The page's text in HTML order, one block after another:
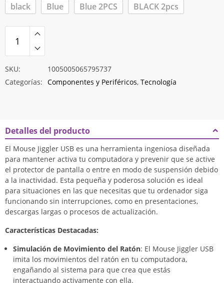
$10.171
hasta
$16.340
black Blue Blue 2PCS BLACK 2pcs
SKU:
1005005065795737
Categorías: Componentes y Periféricos, Tecnología
Detalles del producto
El Mouse Jiggler USB es una herramienta ingeniosa diseñada
para mantener activa tu computadora y prevenir que se active
el protector de pantalla o entre en modo de suspensión debido
a la inactividad. Esta pequeña y poderosa solución es ideal
para situaciones en las que necesitas que tu ordenador siga
funcionando sin interrupciones, como en presentaciones,
descargas largas o procesos de actualización.
Características Destacadas:
Simulación de Movimiento del Ratón: El Mouse Jiggler USB
imita los movimientos del ratón en tu computadora,
engañando al sistema para que crea que estás
interactuando activamente con ella.